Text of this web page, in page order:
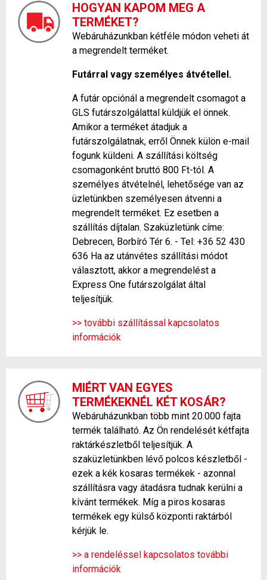
HOGYAN KAPOM MEG A
TERMÉKET?
Webáruházunkban kétféle módon veheti át
a megrendelt terméket.
Futárral vagy személyes átvétellel.
A futár opciónál a megrendelt csomagot a
GLS futárszolgálattal küldjük el önnek.
Amikor a terméket átadjuk a
futárszolgálatnak, erről Önnek külön e-mail
fogunk küldeni. A szállítási költség
csomagonként bruttó 800 Ft-tól. A
személyes átvételnél, lehetősége van az
üzletünkben személyesen átvenni a
megrendelt terméket. Ez esetben a
szállítás díjtalan. Szaküzletünk címe:
Debrecen, Borbíró Tér 6. - Tel: +36 52 430
636 Ha az utánvétes szállítási módot
választott, akkor a megrendelést a
Express One futárszolgálat által
teljesítjük.
>> további szállítással kapcsolatos
információk
MIÉRT VAN EGYES
TERMÉKEKNÉL KÉT KOSÁR?
Webáruházunkban több mint 20.000 fajta
termék található. Az Ön rendelését kétfajta
raktárkészletből teljesítjük. A
szaküzletünkben lévő polcos készletből -
ezek a kék kosaras termékek - azonnal
szállításra vagy átadásra tudnak kerülni a
kívánt termékek. Míg a piros kosaras
termékek egy külső központi raktárból
kérjük le.
>> a rendeléssel kapcsolatos további
információk